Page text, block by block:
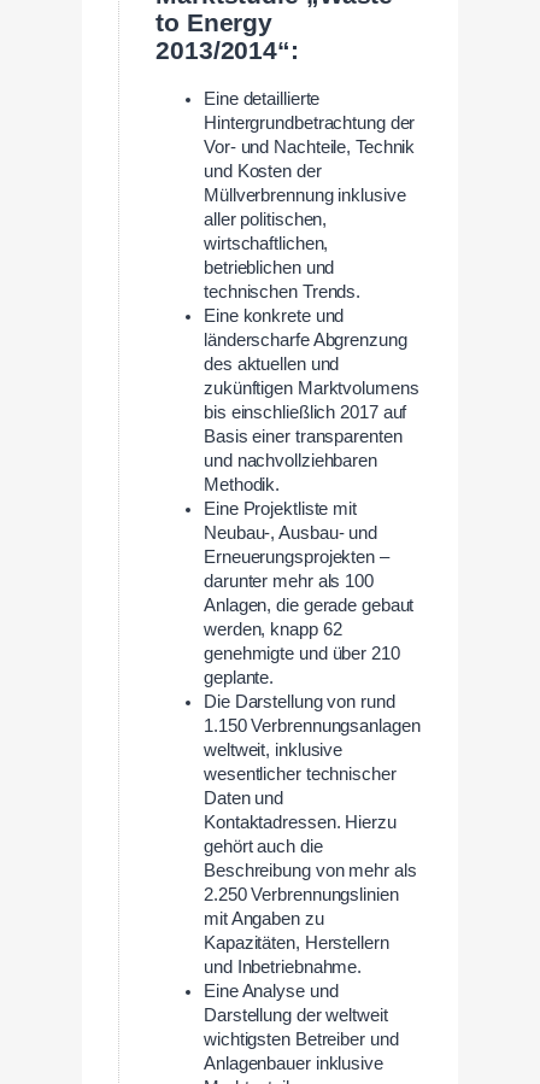
to Energy
2013/2014“:
Eine detaillierte
Hintergrundbetrachtung der
Vor- und Nachteile, Technik
und Kosten der
Müllverbrennung inklusive
aller politischen,
wirtschaftlichen,
betrieblichen und
technischen Trends.
Eine konkrete und
länderscharfe Abgrenzung
des aktuellen und
zukünftigen Marktvolumens
bis einschließlich 2017 auf
Basis einer transparenten
und nachvollziehbaren
Methodik.
Eine Projektliste mit
Neubau-, Ausbau- und
Erneuerungsprojekten –
darunter mehr als 100
Anlagen, die gerade gebaut
werden, knapp 62
genehmigte und über 210
geplante.
Die Darstellung von rund
1.150 Verbrennungsanlagen
weltweit, inklusive
wesentlicher technischer
Daten und
Kontaktadressen. Hierzu
gehört auch die
Beschreibung von mehr als
2.250 Verbrennungslinien
mit Angaben zu
Kapazitäten, Herstellern
und Inbetriebnahme.
Eine Analyse und
Darstellung der weltweit
wichtigsten Betreiber und
Anlagenbauer inklusive